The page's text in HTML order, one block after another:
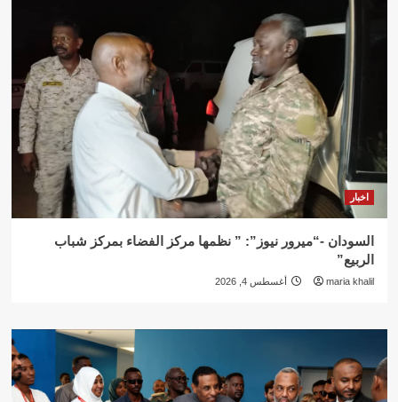
اخبار
السودان -“ميرور نيوز”: ” نظمها مركز الفضاء بمركز شباب
الربيع”
maria khalil أغسطس 4, 2026